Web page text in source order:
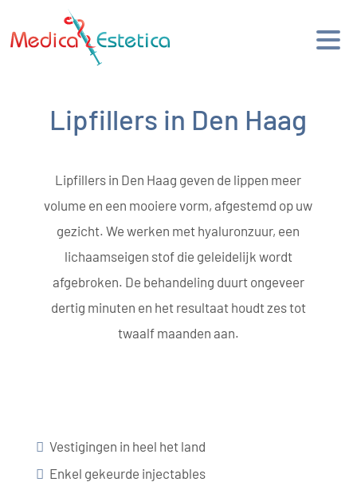
Lipfillers in Den Haag
Lipfillers in Den Haag geven de lippen meer
volume en een mooiere vorm, afgestemd op uw
gezicht. We werken met hyaluronzuur, een
lichaamseigen stof die geleidelijk wordt
afgebroken. De behandeling duurt ongeveer
dertig minuten en het resultaat houdt zes tot
twaalf maanden aan.
Vestigingen in heel het land
Enkel gekeurde injectables